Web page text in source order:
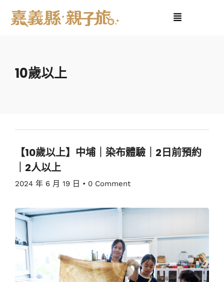
10歲以上
【10歲以上】中埔｜染布體驗｜2日前預約
｜2人以上
2024 年 6 月 19 日 • 0 Comment